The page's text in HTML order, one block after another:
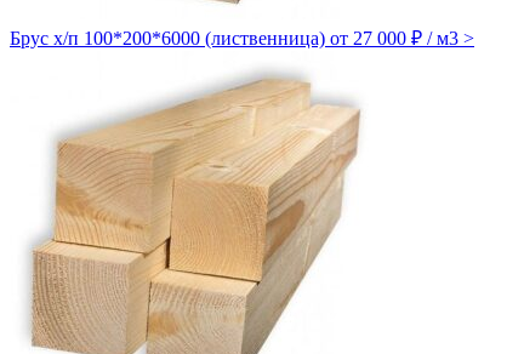
Брус х/п 100*200*6000 (лиственница) от 27 000 ₽ / м3 >